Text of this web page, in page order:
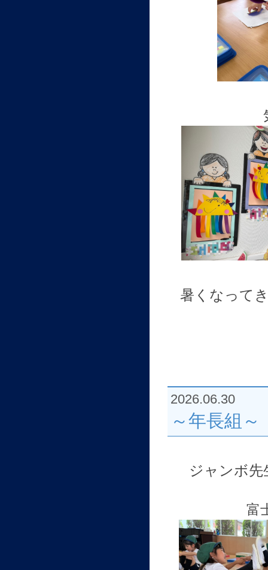
暑くなって
2026.06.30
～年長組～
ジャンボ先
富